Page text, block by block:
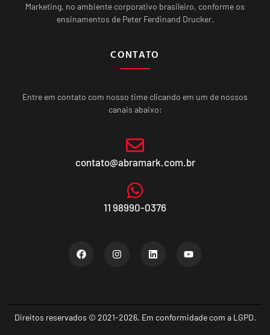
Marketing, no ambiente corporativo brasileiro, conforme os
ensinamentos de Peter Ferdinand Drucker.
CONTATO
Entre em contato com nosso time clicando em um de nossos
canais abaixo:
contato@abramark.com.br
11 98990-0376
Direitos reservados © 2021-2026. Em conformidade com a LGPD.